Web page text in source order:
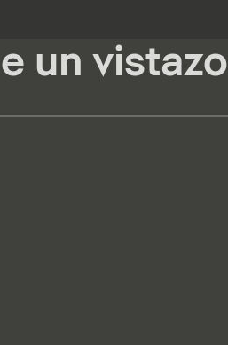
un vistazo